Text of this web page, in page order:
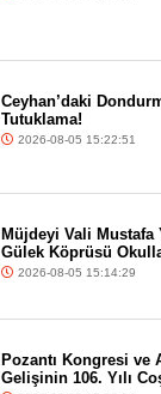
Ceyhan’daki
Tutuklama!
2026-08-05 15:22:51
Müjdeyi Vali Mustafa
Gülek Köprüsü
2026-08-05 15:14:29
Pozantı Kongresi ve
Gelişinin 106. Yılı